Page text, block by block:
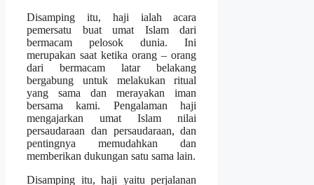
Disamping itu, haji ialah acara
pemersatu buat umat Islam dari
bermacam pelosok dunia. Ini
merupakan saat ketika orang – orang
dari bermacam latar belakang
bergabung untuk melakukan ritual
yang sama dan merayakan iman
bersama kami. Pengalaman haji
mengajarkan umat Islam nilai
persaudaraan dan persaudaraan, dan
pentingnya memudahkan dan
memberikan dukungan satu sama lain.
Disamping itu, haji yaitu perjalanan